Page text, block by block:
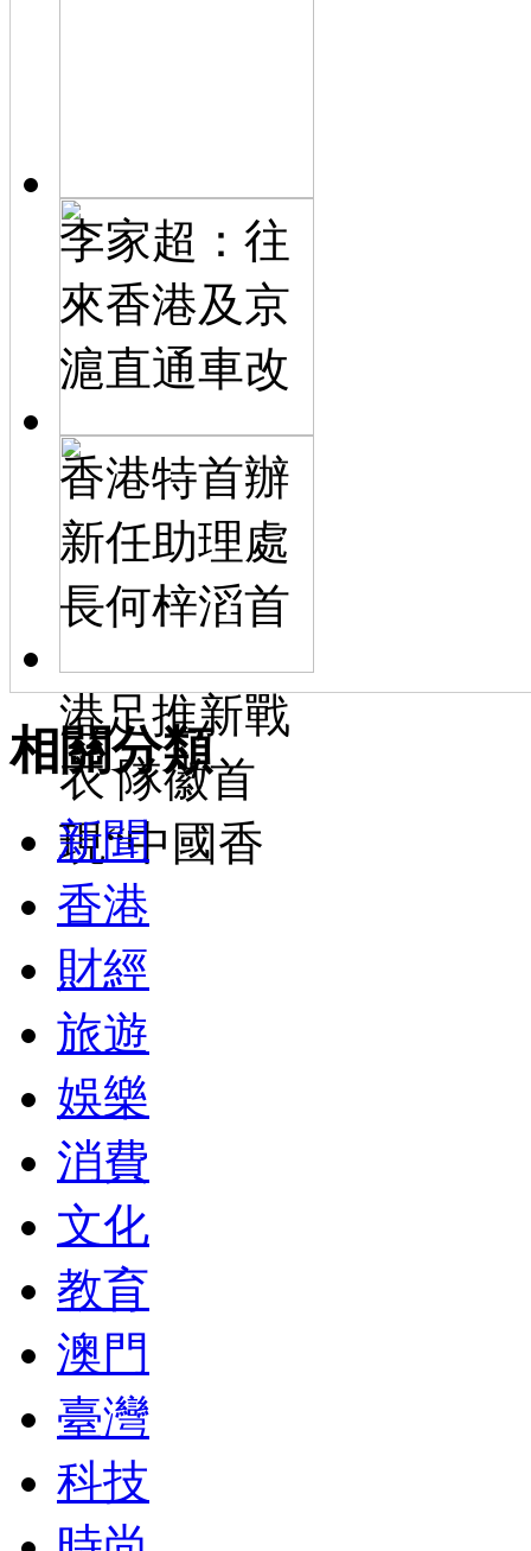
李家超：往
來香港及京
滬直通車改
香港特首辦
新任助理處
長何梓滔首
港足推新戰
衣 隊徽首
現“中國香
相關分類
新聞
香港
財經
旅遊
娛樂
消費
文化
教育
澳門
臺灣
科技